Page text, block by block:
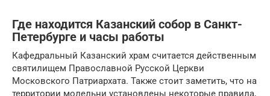
Где находится Казанский собор в Санкт-
Петербурге и часы работы
Кафедральный Казанский храм считается действенным
святилищем Православной Русской Церкви
Московского Патриархата. Также стоит заметить, что на
территории молельни установлены некоторые правила,